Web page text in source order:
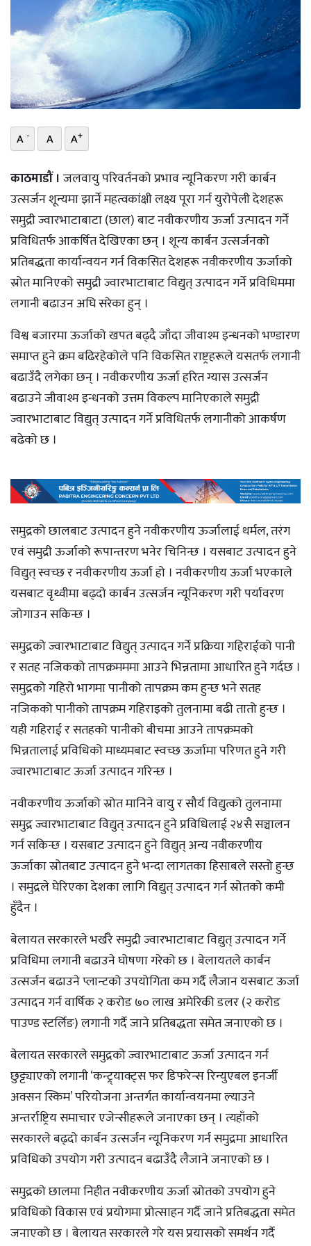
भिडियो
छापा
खोज
प्रोफाइल
ऊर्जा
A - A A+
काठमाडौं । जलवायु परिवर्तनको प्रभाव न्यूनिकरण गरी कार्बन
उत्सर्जन शून्यमा झार्ने महत्वकांक्षी लक्ष्य पूरा गर्न युरोपेली देशहरू
समुद्री ज्वारभाटाबाटा (छाल) बाट नवीकरणीय ऊर्जा उत्पादन गर्ने
प्रविधितर्फ आकर्षित देखिएका छन् । शून्य कार्बन उत्सर्जनको
प्रतिबद्धता कार्यान्वयन गर्न विकसित देशहरू नवीकरणीय ऊर्जाको
स्रोत मानिएको समुद्री ज्वारभाटाबाट विद्युत् उत्पादन गर्ने प्रविधिममा
लगानी बढाउन अघि सरेका हुन् ।
विश्व बजारमा ऊर्जाको खपत बढ्दै जाँदा जीवाश्म इन्धनको भण्डारण
समाप्त हुने क्रम बढिरहेकोले पनि विकसित राष्ट्रहरूले यसतर्फ लगानी
बढाउँदै लगेका छन् । नवीकरणीय ऊर्जा हरित ग्यास उत्सर्जन
बढाउने जीवाश्म इन्धनको उत्तम विकल्प मानिएकाले समुद्री
ज्वारभाटाबाट विद्युत् उत्पादन गर्ने प्रविधितर्फ लगानीको आकर्षण
बढेको छ ।
समुद्रको छालबाट उत्पादन हुने नवीकरणीय ऊर्जालाई थर्मल, तरंग
एवं समुद्री ऊर्जाको रूपान्तरण भनेर चिनिन्छ । यसबाट उत्पादन हुने
विद्युत् स्वच्छ र नवीकरणीय ऊर्जा हो । नवीकरणीय ऊर्जा भएकाले
यसबाट वृथ्वीमा बढ्दो कार्बन उत्सर्जन न्यूनिकरण गरी पर्यावरण
जोगाउन सकिन्छ ।
समुद्रको ज्वारभाटाबाट विद्युत् उत्पादन गर्ने प्रक्रिया गहिराईको पानी
र सतह नजिकको तापक्रमममा आउने भिन्नतामा आधारित हुने गर्दछ ।
समुद्रको गहिरो भागमा पानीको तापक्रम कम हुन्छ भने सतह
नजिकको पानीको तापक्रम गहिराइको तुलनामा बढी तातो हुन्छ ।
यही गहिराई र सतहको पानीको बीचमा आउने तापक्रमको
भिन्नतालाई प्रविधिको माध्यमबाट स्वच्छ ऊर्जामा परिणत हुने गरी
ज्वारभाटाबाट ऊर्जा उत्पादन गरिन्छ ।
नवीकरणीय ऊर्जाको स्रोत मानिने वायु र सौर्य विद्युत्को तुलनामा
समुद्र ज्वारभाटाबाट विद्युत् उत्पादन हुने प्रविधिलाई २४सै सञ्चालन
गर्न सकिन्छ । यसबाट उत्पादन हुने विद्युत् अन्य नवीकरणीय
ऊर्जाका स्रोतबाट उत्पादन हुने भन्दा लागतका हिसाबले सस्तो हुन्छ
। समुद्रले घेरिएका देशका लागि विद्युत् उत्पादन गर्न स्रोतको कमी
हुँदैन ।
बेलायत सरकारले भर्खरै समुद्री ज्वारभाटाबाट विद्युत् उत्पादन गर्ने
प्रविधिमा लगानी बढाउने घोषणा गरेको छ । बेलायतले कार्बन
उत्सर्जन बढाउने प्लान्टको उपयोगिता कम गर्दै लैजान यसबाट ऊर्जा
उत्पादन गर्न वार्षिक २ करोड ७० लाख अमेरिकी डलर (२ करोड
पाउण्ड स्टर्लिङ) लगानी गर्दै जाने प्रतिबद्धता समेत जनाएको छ ।
बेलायत सरकारले समुद्रको ज्वारभाटाबाट ऊर्जा उत्पादन गर्न
छुट्ट्याएको लगानी ‘कन्ट्र्याक्ट्स फर डिफरेन्स रिन्युएबल इनर्जी
अक्सन स्किम’ परियोजना अन्तर्गत कार्यान्वयनमा ल्याउने
अन्तर्राष्ट्रिय समाचार एजेन्सीहरूले जनाएका छन् । त्यहाँको
सरकारले बढ्दो कार्बन उत्सर्जन न्यूनिकरण गर्न समुद्रमा आधारित
प्रविधिको उपयोग गरी उत्पादन बढाउँदै लैजाने जनाएको छ ।
समुद्रको छालमा निहीत नवीकरणीय ऊर्जा स्रोतको उपयोग हुने
प्रविधिको विकास एवं प्रयोगमा प्रोत्साहन गर्दै जाने प्रतिबद्धता समेत
जनाएको छ । बेलायत सरकारले गरे यस प्रयासको समर्थन गर्दै